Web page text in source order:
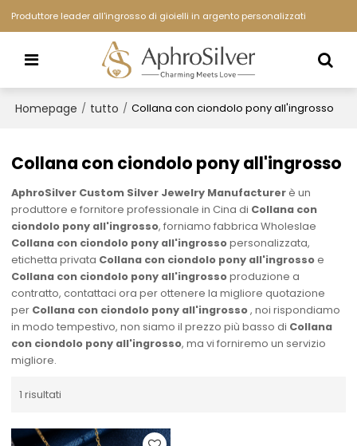
Produttore leader all'ingrosso di gioielli in argento personalizzati
Homepage / tutto / Collana con ciondolo pony all'ingrosso
Collana con ciondolo pony all'ingrosso
AphroSilver Custom Silver Jewelry Manufacturerè un
produttore e fornitore professionale in Cina di Collana con
ciondolo pony all'ingrosso, forniamo fabbrica Wholeslae
Collana con ciondolo pony all'ingrossopersonalizzata,
etichetta privata Collana con ciondolo pony all'ingrossoe
Collana con ciondolo pony all'ingrossoproduzione a
contratto, contattaci ora per ottenere la migliore quotazione
per Collana con ciondolo pony all'ingrosso, noi rispondiamo
in modo tempestivo, non siamo il prezzo più basso di Collana
con ciondolo pony all'ingrosso, ma vi forniremo un servizio
migliore.
1 risultati